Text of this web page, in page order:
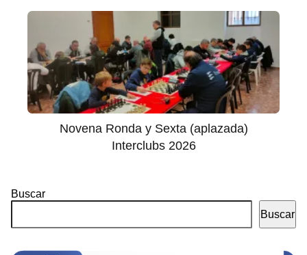
Novena Ronda y Sexta (aplazada)
Interclubs 2026
Buscar
Buscar